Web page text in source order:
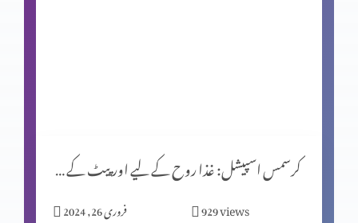
زندگی ایک پیغام ہے
کرسمس اسپیشل: غذا روح کے لیے اور پیٹ کے لیے؟
فروری 26, 2024 929views